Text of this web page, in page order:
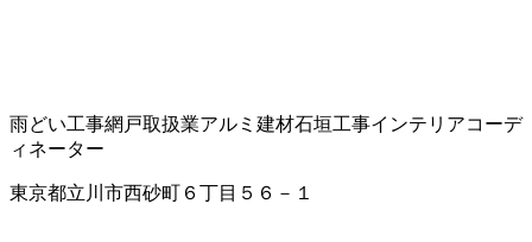
雨どい工事網戸取扱業アルミ建材石垣工事インテリアコーデ
ィネーター
東京都立川市西砂町６丁目５６－１